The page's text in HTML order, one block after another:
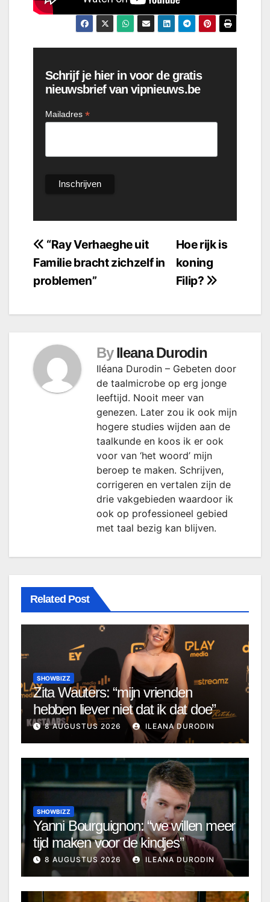
Schrijf je hier in voor de gratis
nieuwsbrief van vipnieuws.be
Mailadres *
Bericht
navigatie
Hoe rijk is
koning
Filip?
“Ray Verhaeghe uit
Familie bracht zichzelf in
problemen”
By Ileana Durodin
Iléana Durodin – Gebeten door
de taalmicrobe op erg jonge
leeftijd. Nooit meer van
genezen. Later zou ik ook mijn
hogere studies wijden aan de
taalkunde en koos ik er ook
voor van ‘het woord’ mijn
beroep te maken. Schrijven,
corrigeren en vertalen zijn de
drie vakgebieden waardoor ik
ook op professioneel gebied
met taal bezig kan blijven.
Related Post
SHOWBIZZ
Zita Wauters: “mijn vrienden
hebben liever niet dat ik dat doe”
8 AUGUSTUS 2026 ILEANA DURODIN
SHOWBIZZ
Yanni Bourguignon: “we willen meer
tijd maken voor de kindjes”
8 AUGUSTUS 2026 ILEANA DURODIN